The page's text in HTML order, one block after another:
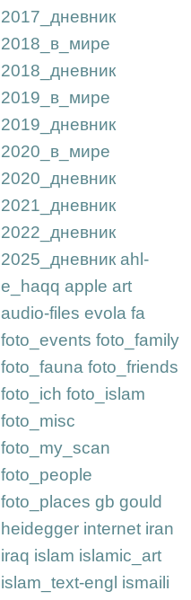
2017_дневник
2018_в_мире
2018_дневник
2019_в_мире
2019_дневник
2020_в_мире
2020_дневник
2021_дневник
2022_дневник
2025_дневник ahl-
e_haqq apple art
audio-files evola fa
foto_events foto_family
foto_fauna foto_friends
foto_ich foto_islam
foto_misc
foto_my_scan
foto_people
foto_places gb gould
heidegger internet iran
iraq islam islamic_art
islam_text-engl ismaili